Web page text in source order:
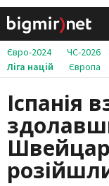
Євро-2024 ЧС-2026
Ліга націй
Європа
Іспанія